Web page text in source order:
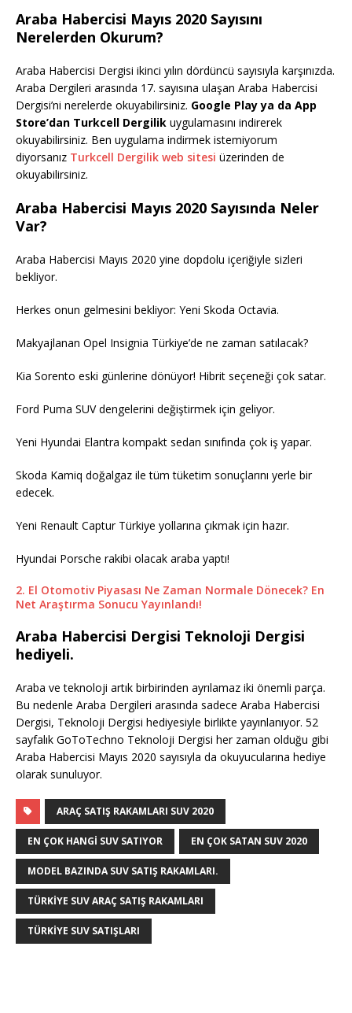
Araba Habercisi Mayıs 2020 Sayısını
Nerelerden Okurum?
Araba Habercisi Dergisi ikinci yılın dördüncü sayısıyla karşınızda.
Araba Dergileri arasında 17. sayısına ulaşan Araba Habercisi
Dergisi’ni nerelerde okuyabilirsiniz. Google Play ya da App
Store’dan Turkcell Dergilik uygulamasını indirerek
okuyabilirsiniz. Ben uygulama indirmek istemiyorum
diyorsanız Turkcell Dergilik web sitesi üzerinden de
okuyabilirsiniz.
Araba Habercisi Mayıs 2020 Sayısında Neler
Var?
Araba Habercisi Mayıs 2020 yine dopdolu içeriğiyle sizleri
bekliyor.
Herkes onun gelmesini bekliyor: Yeni Skoda Octavia.
Makyajlanan Opel Insignia Türkiye’de ne zaman satılacak?
Kia Sorento eski günlerine dönüyor! Hibrit seçeneği çok satar.
Ford Puma SUV dengelerini değiştirmek için geliyor.
Yeni Hyundai Elantra kompakt sedan sınıfında çok iş yapar.
Skoda Kamiq doğalgaz ile tüm tüketim sonuçlarını yerle bir
edecek.
Yeni Renault Captur Türkiye yollarına çıkmak için hazır.
Hyundai Porsche rakibi olacak araba yaptı!
2. El Otomotiv Piyasası Ne Zaman Normale Dönecek? En
Net Araştırma Sonucu Yayınlandı!
Araba Habercisi Dergisi Teknoloji Dergisi
hediyeli.
Araba ve teknoloji artık birbirinden ayrılamaz iki önemli parça.
Bu nedenle Araba Dergileri arasında sadece Araba Habercisi
Dergisi, Teknoloji Dergisi hediyesiyle birlikte yayınlanıyor. 52
sayfalık GoToTechno Teknoloji Dergisi her zaman olduğu gibi
Araba Habercisi Mayıs 2020 sayısıyla da okuyucularına hediye
olarak sunuluyor.
ARAÇ SATIŞ RAKAMLARI SUV 2020
EN ÇOK HANGI SUV SATIYOR EN ÇOK SATAN SUV 2020
MODEL BAZINDA SUV SATIŞ RAKAMLARI.
TÜRKIYE SUV ARAÇ SATIŞ RAKAMLARI
TÜRKIYE SUV SATIŞLARI